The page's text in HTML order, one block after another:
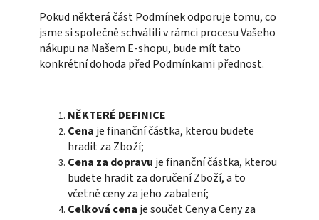
Pokud některá část Podmínek odporuje tomu, co
jsme si společně schválili v rámci procesu Vašeho
nákupu na Našem E-shopu, bude mít tato
konkrétní dohoda před Podmínkami přednost.
NĚKTERÉ DEFINICE
Cena je finanční částka, kterou budete
hradit za Zboží;
Cena za dopravu je finanční částka, kterou
budete hradit za doručení Zboží, a to
včetně ceny za jeho zabalení;
Celková cena je součet Ceny a Ceny za